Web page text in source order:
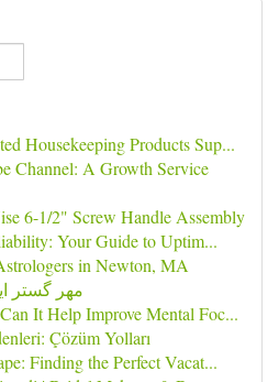
Housekeeping Products Sup...
Channel: A Growth Service
6-1/2" Screw Handle Assembly
Your Guide to Uptim...
in Newton, MA
مهر گستر
It Help Improve Mental Foc...
Çözüm Yolları
Finding the Perfect Vacat...